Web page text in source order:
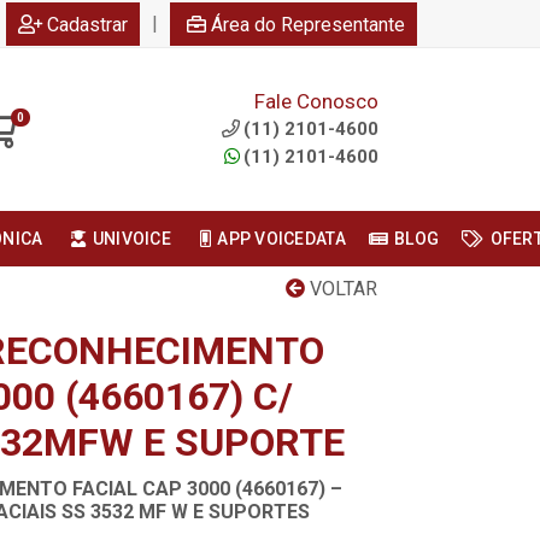
Cadastrar | Área do Representante
0
Fale Conosco
(11) 2101-4600
(11) 2101-4600
UNIVOICE APP VOICEDATA BLOG
VOLTAR
(4660167) C/
E SUPORTE
FACIAL CAP 3000 (4660167) –
SS 3532 MF W E SUPORTES